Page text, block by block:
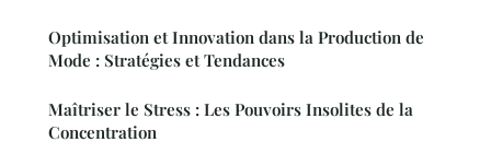
Optimisation et Innovation dans la Production de
Mode : Stratégies et Tendances
Maîtriser le Stress : Les Pouvoirs Insolites de la
Concentration